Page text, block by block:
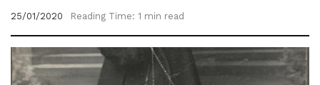
25/01/2020 Reading Time: 1 min read